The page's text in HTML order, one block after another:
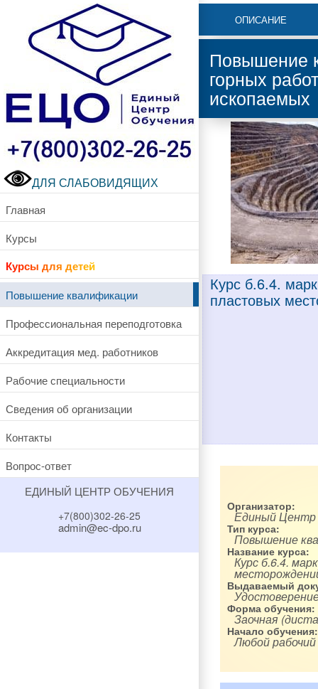
ДЛЯ СЛАБОВИДЯЩИХ
Главная
Курсы
Курсы для детей
Повышение квалификации
Профессиональная переподготовка
Аккредитация мед. работников
Рабочие специальности
Сведения об организации
Контакты
Вопрос-ответ
ЕДИНЫЙ ЦЕНТР ОБУЧЕНИЯ
+7(800)302-26-25
admin@ec-dpo.ru
ОПИСАНИЕ
Повышение
горных
ископаемых
Курс б.6.4.
пластовых
Организатор:
Единый Центр
Тип курса:
Повышение
Название курса:
Курс б.6.4.
Выдаваемый
Форма обучения:
Заочная
Начало обучения:
Любой рабочий